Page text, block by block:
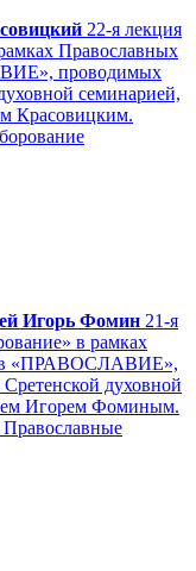
22-я лекция
Православных
проводимых
семинарией,
Красовицким.
Игорь Фомин 21-я
в рамках
«ПРАВОСЛАВИЕ»,
духовной
Игорем Фоминым.